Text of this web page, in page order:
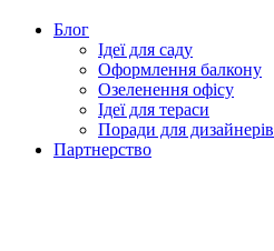
Блог
Ідеї для саду
Оформлення балкону
Озеленення офісу
Ідеї для тераси
Поради для дизайнерів
Партнерство